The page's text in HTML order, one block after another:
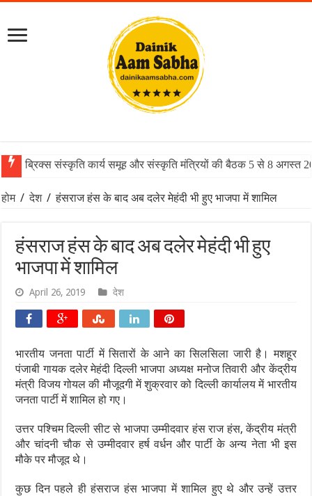
ब्रिक्स संस्कृति कार्य समूह और संस्कृति मंत्रियों की बैठक 5 से 8 अगस्त
होम / देश / हंसराज हंस के बाद अब दलेर मेहंदी भी हुए भाजपा में शामिल
हंसराज हंस के बाद अब दलेर मेहंदी भी हुए
भाजपा में शामिल
April 26, 2019 देश
भारतीय जनता पार्टी में सितारों के आने का सिलसिला जारी है। मशहूर
पंजाबी गायक दलेर मेहंदी दिल्ली भाजपा अध्यक्ष मनोज तिवारी और केंद्रीय
मंत्री विजय गोयल की मौजूदगी में शुक्रवार को दिल्ली कार्यालय में भारतीय
जनता पार्टी में शामिल हो गए।
उत्तर पश्चिम दिल्ली सीट से भाजपा उम्मीदवार हंस राज हंस, केंद्रीय मंत्री
और चांदनी चौक से उम्मीदवार हर्ष वर्धन और पार्टी के अन्य नेता भी इस
मौके पर मौजूद थे।
कुछ दिन पहले ही हंसराज हंस भाजपा में शामिल हुए थे और उन्हें उत्तर